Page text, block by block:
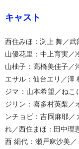
キャスト
西住みほ：渕上 舞／
山優花里：中上育実／
山柚子：高橋美佳子／
エサル：仙台エリ／澤
ジマ：山本希望／ねこ
ジリン：喜多村英梨／
ンチョビ：吉岡麻耶
れ／西住まほ：田中理
西 絹代：瀬戸麻沙美